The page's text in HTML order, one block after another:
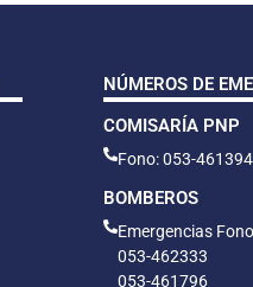
NÚMEROS DE
COMISARÍA PNP
Fono: 053-
BOMBEROS
Emergencias
053-462333
053-461796